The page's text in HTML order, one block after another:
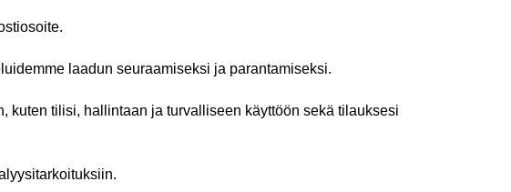
laadun seuraamiseksi ja parantamiseksi.
kuten tilisi, hallintaan ja turvalliseen käyttöön sekä tilauksesi